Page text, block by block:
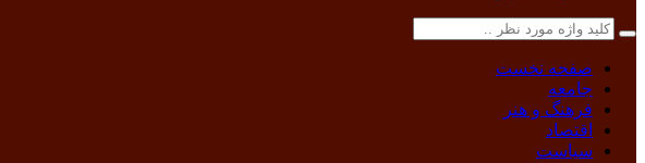
صفحه نخست
جامعه
فرهنگ و هنر
اقتصاد
سیاست